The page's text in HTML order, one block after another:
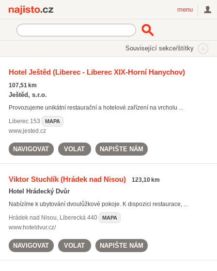
menu
Související sekce/štítky
Tříhvězdičkové
Hotel Ještěd(Liberec - Liberec XIX-Horní Hanychov)
107,51 km
Ještěd, s.r.o.
Provozujeme unikátní restaurační a hotelové zařízení na vrcholu ...
Liberec153 MAPA
www.jested.cz
NAVIGOVAT VOLAT NAPIŠTE NÁM
Viktor Stuchlík(Hrádek nad Nisou) 123,10 km
Hotel Hrádecký Dvůr
Nabízíme k ubytování dvoulůžkové pokoje. K dispozici restaurace, ...
Hrádek nad Nisou, Liberecká 440 MAPA
www.hoteldvur.cz/
NAVIGOVAT VOLAT NAPIŠTE NÁM